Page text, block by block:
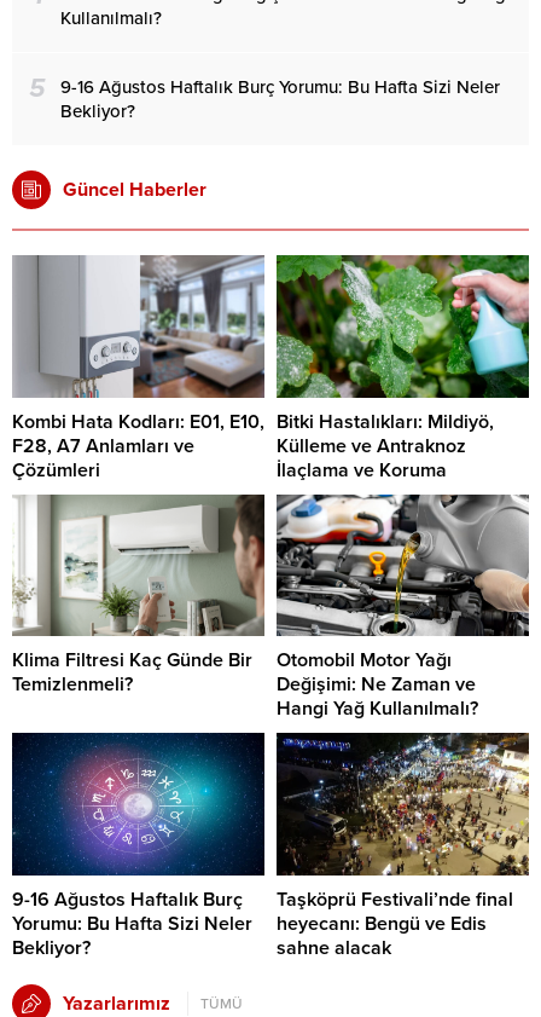
Kullanılmalı?
5
9-16 Ağustos Haftalık Burç Yorumu: Bu Hafta Sizi Neler
Bekliyor?
Güncel Haberler
Kombi Hata Kodları: E01, E10,
F28, A7 Anlamları ve
Çözümleri
Bitki Hastalıkları: Mildiyö,
Külleme ve Antraknoz
İlaçlama ve Koruma
Klima Filtresi Kaç Günde Bir
Temizlenmeli?
Otomobil Motor Yağı
Değişimi: Ne Zaman ve
Hangi Yağ Kullanılmalı?
9-16 Ağustos Haftalık Burç
Yorumu: Bu Hafta Sizi Neler
Bekliyor?
Taşköprü Festivali’nde final
heyecanı: Bengü ve Edis
sahne alacak
Yazarlarımız TÜMÜ